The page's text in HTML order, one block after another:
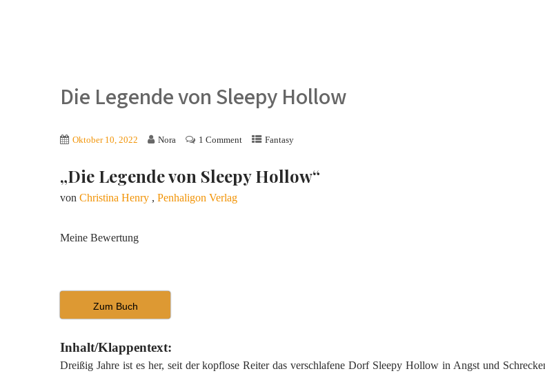
Die Legende von Sleepy Hollow
Oktober 10, 2022 Nora 1 Comment Fantasy
„Die Legende von Sleepy Hollow“
von Christina Henry , Penhaligon Verlag
Meine Bewertung
Zum Buch
Inhalt/Klappentext:
Dreißig Jahre ist es her, seit der kopflose Reiter das verschlafene Dorf Sleepy Hollow in Angst und